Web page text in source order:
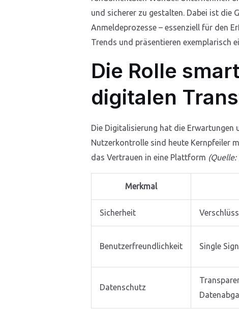
und sicherer zu gestalten. Dabei ist die
Anmeldeprozesse – essenziell für den
Trends und präsentieren exemplarisch
Die Rolle
digitalen
Die Digitalisierung hat die Erwartungen
Nutzerkontrolle sind heute Kernpfeiler
das Vertrauen in eine Plattform (Quelle:
Merkmal
Sicherheit
Benutzerfreundlichkeit Single
Datenschutz